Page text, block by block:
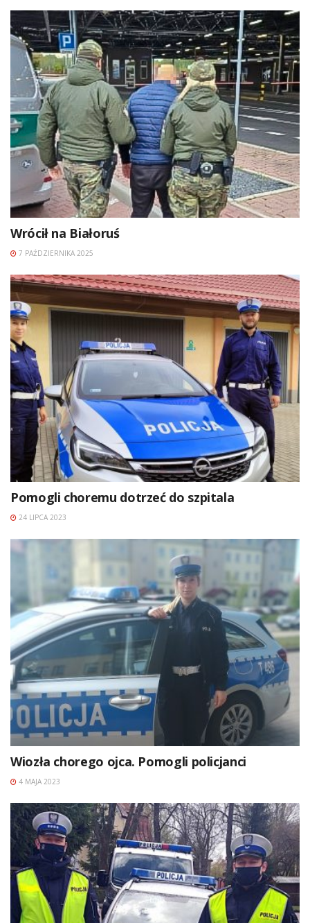
Wrócił na Białoruś
7 PAŹDZIERNIKA 2025
Pomogli choremu dotrzeć do szpitala
24 LIPCA 2023
Wiozła chorego ojca. Pomogli policjanci
4 MAJA 2023